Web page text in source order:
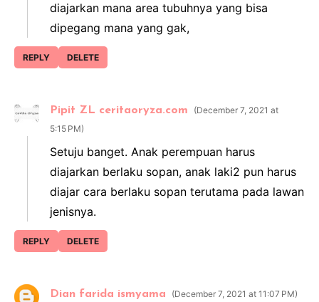
diajarkan mana area tubuhnya yang bisa
dipegang mana yang gak,
REPLY DELETE
Pipit ZL ceritaoryza.com
December 7, 2021 at
5:15 PM
Setuju banget. Anak perempuan harus
diajarkan berlaku sopan, anak laki2 pun harus
diajar cara berlaku sopan terutama pada lawan
jenisnya.
REPLY DELETE
Dian farida ismyama December 7, 2021 at 11:07 PM